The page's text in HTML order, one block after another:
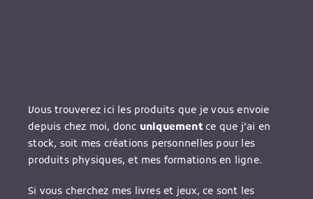
Vous trouverez ici les produits que je vous envoie
depuis chez moi, donc uniquementce que j’ai en
stock, soit mes créations personnelles pour les
produits physiques, et mes formations en ligne.
Si vous cherchez mes livres et jeux, ce sont les